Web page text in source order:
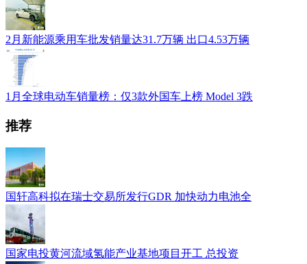
2月新能源乘用车批发销量达31.7万辆 出口4.53万辆
1月全球电动车销量榜：仅3款外国车上榜 Model 3跌
推荐
国轩高科拟在瑞士交易所发行GDR 加快动力电池全
国家电投黄河流域氢能产业基地项目开工 总投资